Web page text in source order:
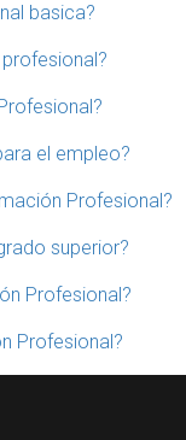
basica?
el empleo?
Profesional?
superior?
Profesional?
Profesional?